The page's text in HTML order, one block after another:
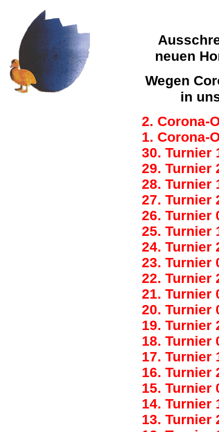
neuen
Wegen
in
2. Corona-
1. Corona-
30. Turnier
29. Turnier
28. Turnier
27. Turnier
26. Turnier
25. Turnier
24. Turnier
23. Turnier
22. Turnier
21. Turnier
20. Turnier
19. Turnier
18. Turnier
17. Turnier
16. Turnier
15. Turnier
14. Turnier
13. Turnier